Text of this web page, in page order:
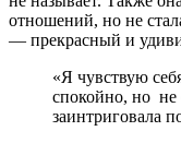
отношений, но не
— прекрасный и
«Я чувствую
спокойно, но
заинтриговала